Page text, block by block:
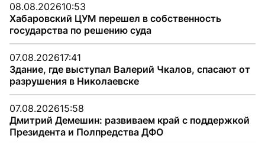
08.08.202610:53
Хабаровский ЦУМ перешел в собственность
государства по решению суда
07.08.202617:41
Здание, где выступал Валерий Чкалов, спасают от
разрушения в Николаевске
07.08.202615:58
Дмитрий Демешин: развиваем край с поддержкой
Президента и Полпредства ДФО